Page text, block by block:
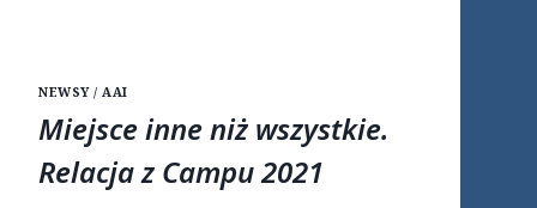
NEWSY / AAI
Miejsce inne niż wszystkie.
Relacja z Campu 2021